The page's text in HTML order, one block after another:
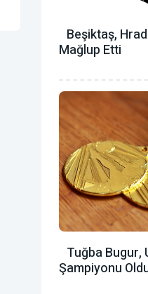
Beşiktaş,
Mağlup Etti
Tuğba Bugur,
Şampiyonu